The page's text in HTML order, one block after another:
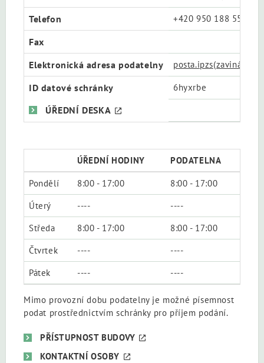
Telefon +420 950 188 555
Fax
Elektronická adresa podatelny
ID datové schránky 6hyxrbe
ÚŘEDNÍ DESKA
ÚŘEDNÍ HODINY PODATELNA
Pondělí 8:00 - 17:00
8:00 - 17:00
Úterý
----
----
Středa
8:00 - 17:00
8:00 - 17:00
Čtvrtek
----
----
Pátek
---- ----
Mimo provozní dobu podatelny je možné písemnost
podat prostřednictvím schránky pro příjem podání.
PŘÍSTUPNOST BUDOVY
KONTAKTNÍ OSOBY